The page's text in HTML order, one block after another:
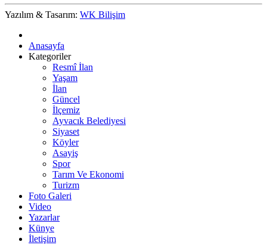
Yazılım & Tasarım: WK Bilişim
Anasayfa
Kategoriler
Resmî İlan
Yaşam
İlan
Güncel
İlçemiz
Ayvacık Belediyesi
Siyaset
Köyler
Asayiş
Spor
Tarım Ve Ekonomi
Turizm
Foto Galeri
Video
Yazarlar
Künye
İletişim